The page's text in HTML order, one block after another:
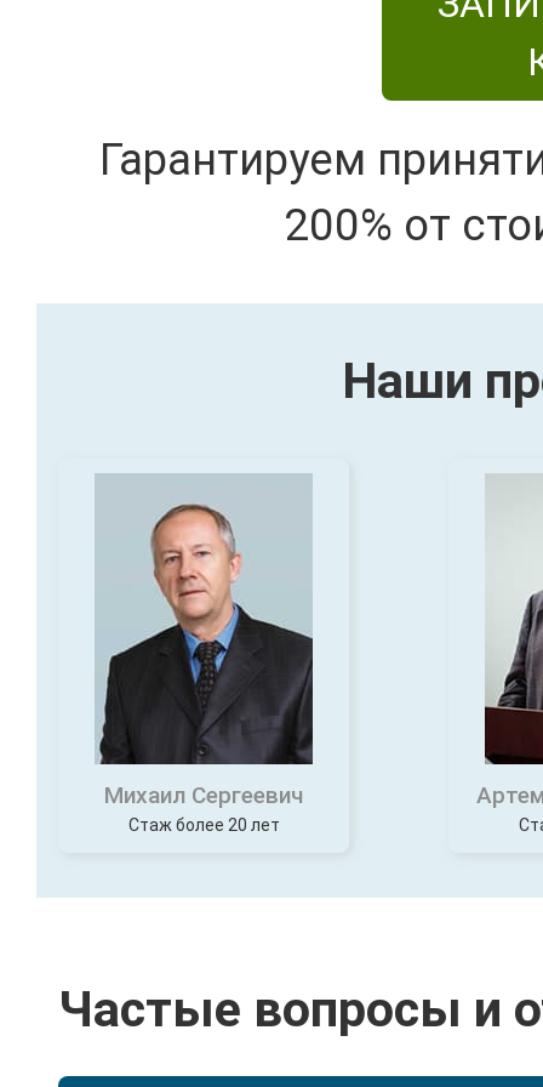
Гарантируем
200% от
Наши
Михаил Сергеевич
Стаж более 20 лет
Частые вопросы и